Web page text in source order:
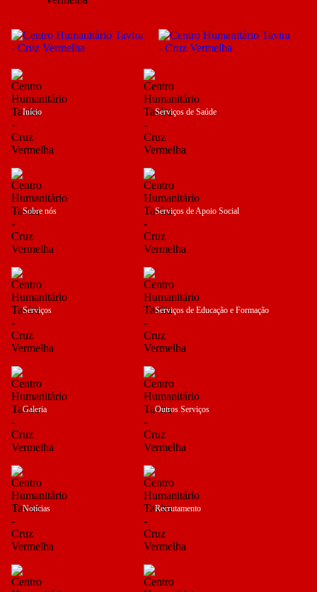
Início
Sobre nós
Serviços
Galeria
Notícias
Serviços de Saúde
Serviços de Apoio Social
Serviços de Educação e Formação
Outros Serviços
Recrutamento